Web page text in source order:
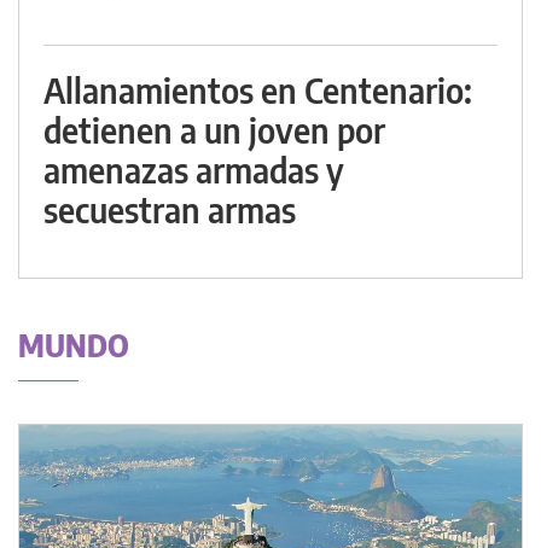
Allanamientos en Centenario:
detienen a un joven por
amenazas armadas y
secuestran armas
MUNDO